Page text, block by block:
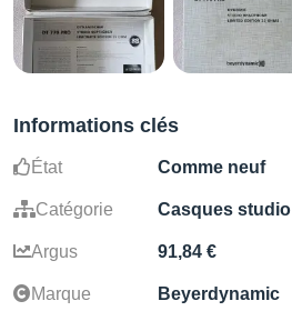
Informations clés
État Comme neuf
Catégorie Casques studio
Argus 91,84 €
Marque Beyerdynamic